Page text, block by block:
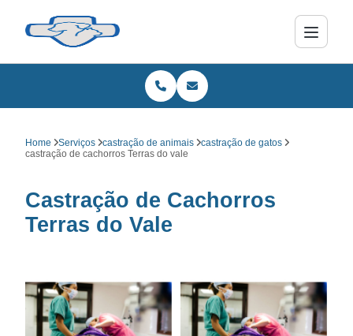
Home Serviços castração de animais
castração de gatos
castração de cachorros Terras do vale
Castração de Cachorros
Terras do Vale